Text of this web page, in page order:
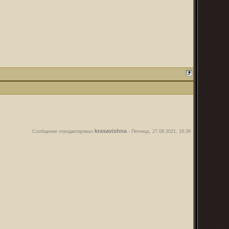
Сообщение отредактировал krasavishna - Пятница, 27.08.2021, 19:39